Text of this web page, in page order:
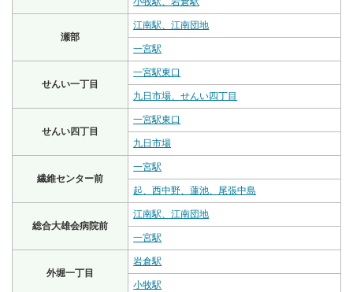
瀬部
江南駅、江南団地
一宮駅
せんい一丁目
一宮駅東口
九日市場、せんい四丁目
せんい四丁目
一宮駅東口
九日市場
繊維センター前
一宮駅
起、西中野、蓮池、尾張中島
総合大雄会病院前
江南駅、江南団地
一宮駅
外堀一丁目
岩倉駅
小牧駅